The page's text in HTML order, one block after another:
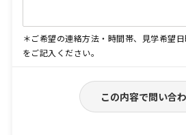
＊ご希望の連絡方法・時間帯、見学希望
をご記入ください。
この内容で問い合